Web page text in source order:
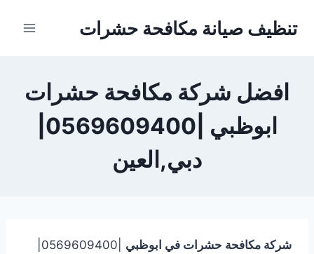
تنظيف صيانة مكافحة حشرات
افضل شركة مكافحة حشرات
دبي,العين
شركة مكافحة حشرات في ابوظبي